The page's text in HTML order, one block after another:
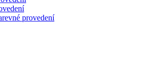
provedení